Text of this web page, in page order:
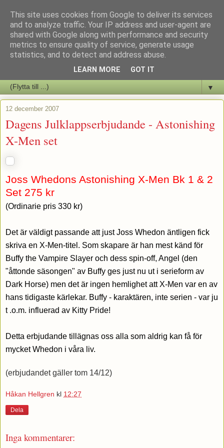
Staffars Seriers Blog
Vi skriver om serienyheter av alla de slag samt om vad som sker i
▼
12 december 2007
Dagens Julklappserbjudande - Astonishing
X-Men set
Joss Whedons Astonishing X-Men Bk 1 & 2
Set 275 kr
(Ordinarie pris 330 kr)
Det är väldigt passande att just Joss Whedon äntligen fick
skriva en X-Men-titel. Som skapare är han mest känd för
Buffy the Vampire Slayer och dess spin-off, Angel (den
"åttonde säsongen" av Buffy ges just nu ut i serieform av
Dark Horse) men det är ingen hemlighet att X-Men var en av
hans tidigaste kärlekar. Buffy - karaktären, inte serien - var ju
t .o.m. influerad av Kitty Pride!
Detta erbjudande tillägnas oss alla som aldrig kan få för
mycket Whedon i våra liv.
(erbjudandet gäller tom 14/12)
Håkan Hellgren kl 12:27
Dela
Inga kommentarer:
This site uses cookies from Google to deliver its services
and to analyze traffic. Your IP address and user-agent are
shared with Google along with performance and security
metrics to ensure quality of service, generate usage
statistics, and to detect and address abuse.
LEARN MORE GOT IT